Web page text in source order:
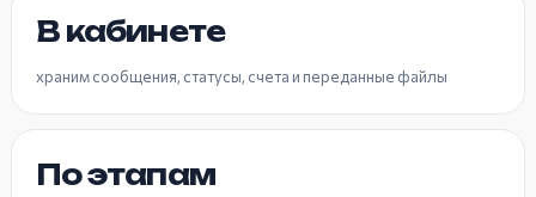
В кабинете
храним сообщения, статусы, счета и переданные файлы
По этапам